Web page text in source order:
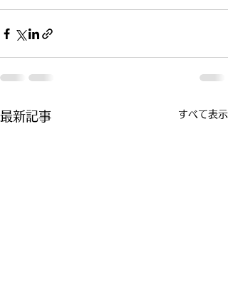
最新記事 すべて表示